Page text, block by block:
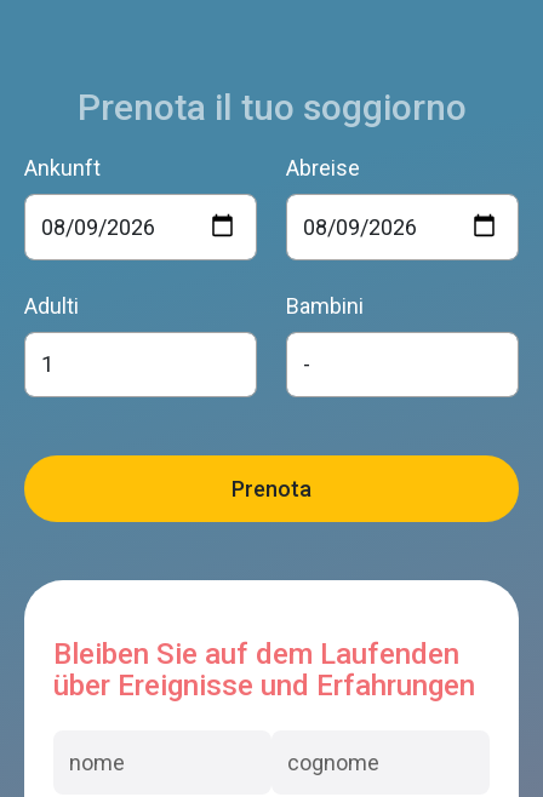
Prenota il tuo soggiorno
Ankunft Abreise
Adulti Bambini
Bleiben Sie auf dem Laufenden
über Ereignisse und Erfahrungen